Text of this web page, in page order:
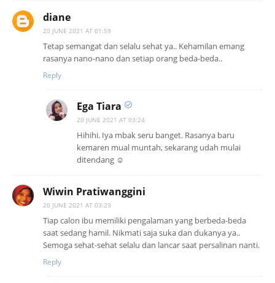
diane
20 JUNE 2021 AT 01:59
Tetap semangat dan selalu sehat ya.. Kehamilan emang
rasanya nano-nano dan setiap orang beda-beda..
Reply
Ega Tiara
20 JUNE 2021 AT 03:24
Hihihi. Iya mbak seru banget. Rasanya baru
kemaren mual muntah, sekarang udah mulai
ditendang ☺️
Wiwin Pratiwanggini
20 JUNE 2021 AT 03:29
Tiap calon ibu memiliki pengalaman yang berbeda-beda
saat sedang hamil. Nikmati saja suka dan dukanya ya..
Semoga sehat-sehat selalu dan lancar saat persalinan nanti.
Reply